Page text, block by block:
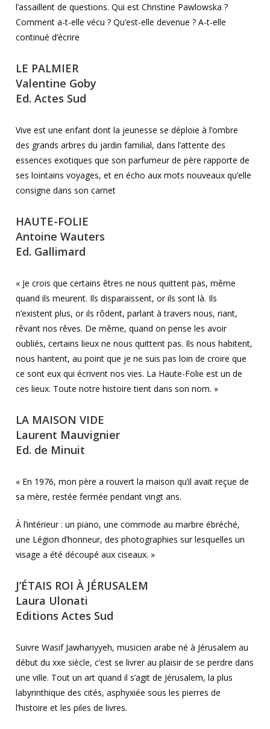
l’assaillent de questions. Qui est Christine Pawlowska ?
Comment a-t-elle vécu ? Qu’est-elle devenue ? A-t-elle
continué d’écrire
LE PALMIER
Valentine Goby
Ed. Actes Sud
Vive est une enfant dont la jeunesse se déploie à l’ombre
des grands arbres du jardin familial, dans l’attente des
essences exotiques que son parfumeur de père rapporte de
ses lointains voyages, et en écho aux mots nouveaux qu’elle
consigne dans son carnet
HAUTE-FOLIE
Antoine Wauters
Ed. Gallimard
« Je crois que certains êtres ne nous quittent pas, même
quand ils meurent. Ils disparaissent, or ils sont là. Ils
n’existent plus, or ils rôdent, parlant à travers nous, riant,
rêvant nos rêves. De même, quand on pense les avoir
oubliés, certains lieux ne nous quittent pas. Ils nous habitent,
nous hantent, au point que je ne suis pas loin de croire que
ce sont eux qui écrivent nos vies. La Haute-Folie est un de
ces lieux. Toute notre histoire tient dans son nom. »
LA MAISON VIDE
Laurent Mauvignier
Ed. de Minuit
« En 1976, mon père a rouvert la maison qu’il avait reçue de
sa mère, restée fermée pendant vingt ans.
À l’intérieur : un piano, une commode au marbre ébréché,
une Légion d’honneur, des photographies sur lesquelles un
visage a été découpé aux ciseaux. »
J’ÉTAIS ROI À JÉRUSALEM
Laura Ulonati
Editions Actes Sud
Suivre Wasif Jawhariyyeh, musicien arabe né à Jérusalem au
début du xxe siècle, c’est se livrer au plaisir de se perdre dans
une ville. Tout un art quand il s’agit de Jérusalem, la plus
labyrinthique des cités, asphyxiée sous les pierres de
l’histoire et les piles de livres.